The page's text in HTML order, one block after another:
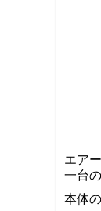
エア
一台
本体